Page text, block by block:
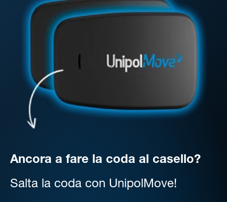
Ancora a fare la coda al casello?
Salta la coda con UnipolMove!